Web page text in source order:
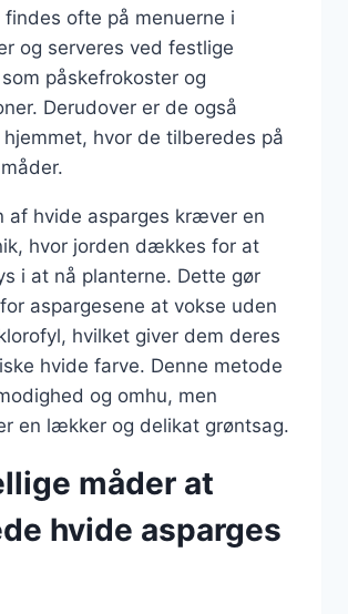
ofte på menuerne i
og serveres ved festlige
påskefrokoster og
Derudover er de også
hvor de tilberedes på
af hvide asparges kræver en
hvor jorden dækkes for at
i at nå planterne. Dette gør
aspargesene at vokse uden
hvilket giver dem deres
hvide farve. Denne metode
og omhu, men
en lækker og delikat grøntsag.
måder at
hvide asparges